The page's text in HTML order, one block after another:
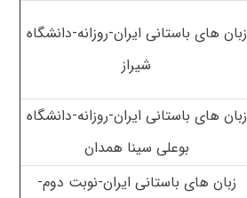
زبان های باستانی ایران-روزانه-دانشگاه
شیراز
زبان های باستانی ایران-روزانه-دانشگاه
بوعلی سینا همدان
زبان های باستانی ایران-نوبت دوم-